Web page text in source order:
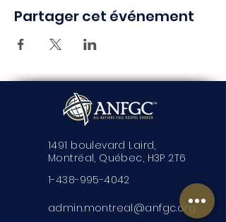
Partager cet événement
1491 boulevard Laird,
Montréal, Québec, H3P 2T6
1-438-995-4042
admin.montreal@anfgc.org